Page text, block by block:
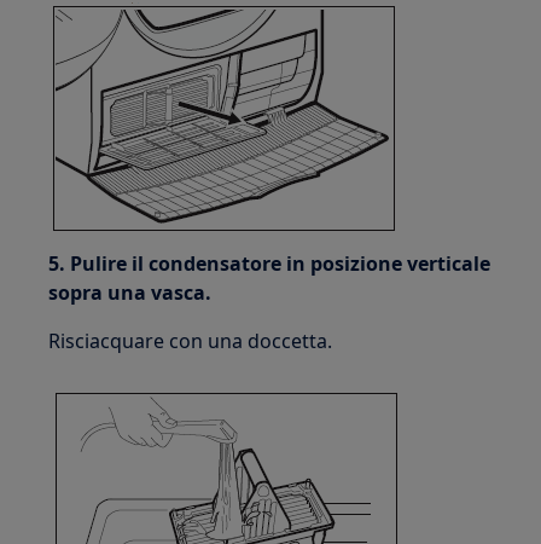
5. Pulire il condensatore in posizione verticale
sopra una vasca.
Risciacquare con una doccetta.